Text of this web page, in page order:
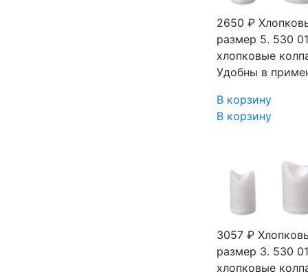
2650 ₽
размер 5. 530
хлопковые
Удобны в
В корзину
В корзину
3057 ₽
размер 3. 530
хлопковые